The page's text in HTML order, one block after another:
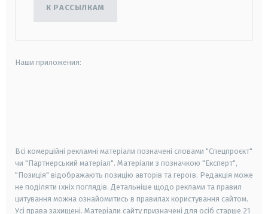
К РАССЫЛКАМ
Наши приложения:
Всі комерційні рекламні матеріали позначені словами "Спецпроєкт"
чи "Партнерський матеріал". Матеріали з позначкою "Експерт",
"Позиція" відображають позицію авторів та героїв. Редакція може
не поділяти їхніх поглядів. Детальніше щодо реклами та правил
цитування можна ознайомитись в правилах користування сайтом.
Усі права захищені. Матеріали сайту призначені для осіб старше 21